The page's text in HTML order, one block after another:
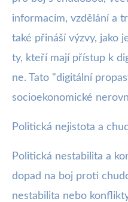
informacím, vzdělání a
také přináší výzvy, jako
ty, kteří mají přístup k
ne. Tato "digitální
socioekonomické
Politická nejistota a
Politická nestabilita a
dopad na boj proti
nestabilita nebo